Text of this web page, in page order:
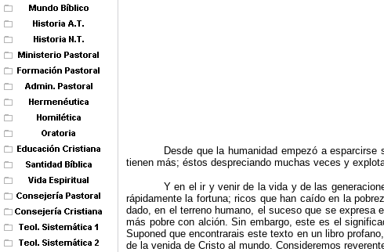
Desde que la humanidad empezó a
tienen más; éstos despreciando muchas veces y
Y en el ir y venir de la vida y de las
rápidamente la fortuna; ricos que han caído en la
dado, en el terreno humano, el suceso que se expresa
más pobre con alción. Sin embargo, este es el
Suponed que encontrarais este texto en un libro
de la venida de Cristo al mundo. Consideremos